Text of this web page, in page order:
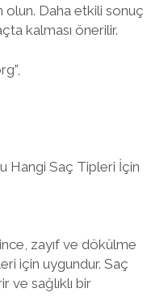
olun. Daha etkili sonuç
kalması önerilir.
Hangi Saç Tipleri İçin
zayıf ve dökülme
için uygundur. Saç
ve sağlıklı bir